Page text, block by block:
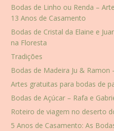
Bodas de Linho ou Renda –
13 Anos de Casamento
Bodas de Cristal da Elaine e
na Floresta
Tradições
Bodas de Madeira Ju & Ramon
Artes gratuitas para bodas de
Bodas de Açúcar – Rafa e
Roteiro de viagem no deserto
5 Anos de Casamento: As